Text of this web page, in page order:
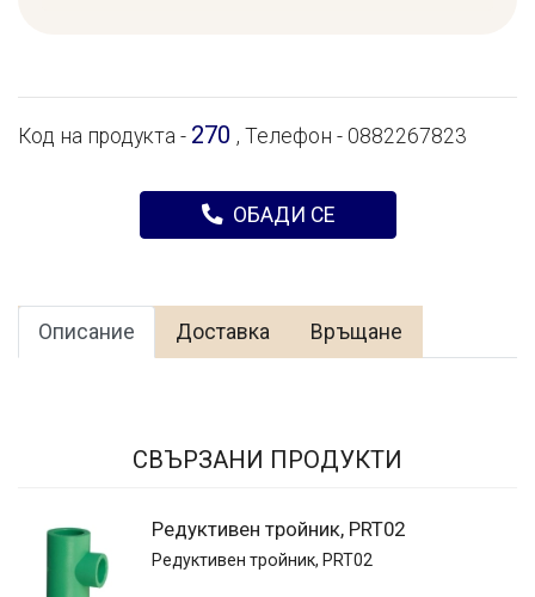
Код на продукта - 270 , Телефон - 0882267823
ОБАДИ СЕ
Описание Доставка Връщане
СВЪРЗАНИ ПРОДУКТИ
Редуктивен тройник, PRT02
Редуктивен тройник, PRT02